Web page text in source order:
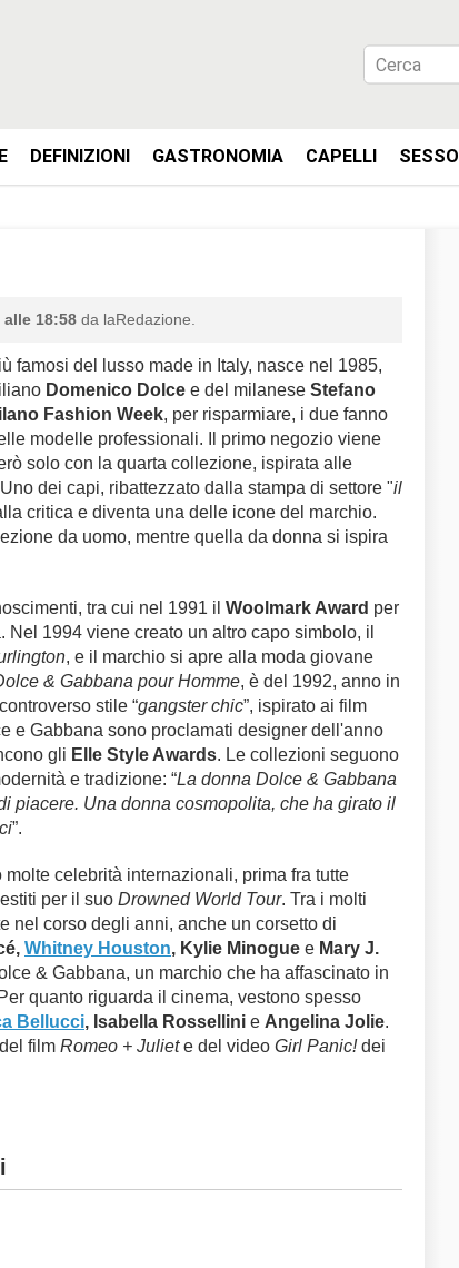
DEFINIZIONI GASTRONOMIA CAPELLI SESSO
18:58 da laRedazione.
famosi del lusso made in Italy, nasce nel 1985,
Domenico Dolce e del milanese Stefano
Fashion Week, per risparmiare, i due fanno
modelle professionali. Il primo negozio viene
solo con la quarta collezione, ispirata alle
dei capi, ribattezzato dalla stampa di settore "il
critica e diventa una delle icone del marchio.
da uomo, mentre quella da donna si ispira
tra cui nel 1991 il Woolmark Award per
1994 viene creato un altro capo simbolo, il
, e il marchio si apre alla moda giovane
& Gabbana pour Homme, è del 1992, anno in
stile “gangster chic”, ispirato ai film
e Gabbana sono proclamati designer dell'anno
gli Elle Style Awards. Le collezioni seguono
e tradizione: “La donna Dolce & Gabbana
piacere. Una donna cosmopolita, che ha girato il
”.
celebrità internazionali, prima fra tutte
per il suo Drowned World Tour. Tra i molti
nel corso degli anni, anche un corsetto di
Whitney Houston, Kylie Minogue e Mary J.
& Gabbana, un marchio che ha affascinato in
quanto riguarda il cinema, vestono spesso
Bellucci, Isabella Rossellini e Angelina Jolie.
film Romeo + Juliete del video Girl Panic!dei